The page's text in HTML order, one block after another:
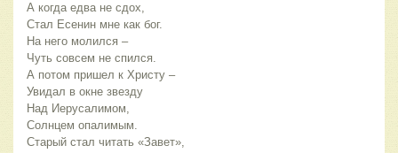
А когда едва не сдох,
Стал Есенин мне как бог.
На него молился –
Чуть совсем не спился.
А потом пришел к Христу –
Увидал в окне звезду
Над Иерусалимом,
Солнцем опалимым.
Старый стал читать «Завет»,